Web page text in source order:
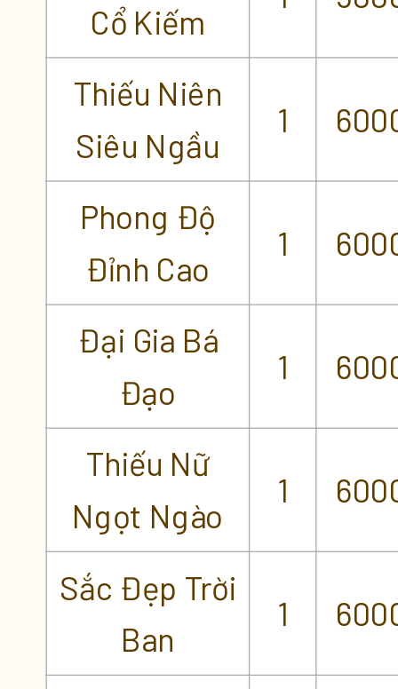
Cổ Kiếm
Thiếu Niên
Siêu Ngầu
1
Phong Độ
Đỉnh Cao
1
Đại Gia Bá
Đạo
1
Thiếu Nữ
Ngọt Ngào
1
Sắc Đẹp Trời
Ban
1